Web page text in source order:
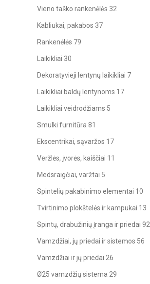
Vieno taško rankenėlės 32
Kabliukai, pakabos 37
Rankenėlės 79
Laikikliai 30
Dekoratyvieji lentynų laikikliai 7
Laikikliai baldų lentynoms 17
Laikikliai veidrodžiams 5
Smulki furnitūra 81
Ekscentrikai, sąvaržos 17
Veržlės, įvorės, kaiščiai 11
Medsraigčiai, varžtai 5
Spintelių pakabinimo elementai 10
Tvirtinimo plokštelės ir kampukai 13
Spintų, drabužinių įranga ir priedai 92
Vamzdžiai, jų priedai ir sistemos 56
Vamzdžiai ir jų priedai 26
Ø25 vamzdžių sistema 29